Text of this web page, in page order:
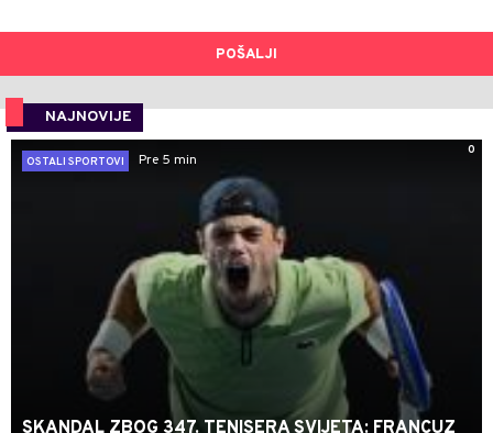
POŠALJI
NAJNOVIJE
0
OSTALI SPORTOVI
Pre 5 min
SKANDAL ZBOG 347. TENISERA SVIJETA: FRANCUZ